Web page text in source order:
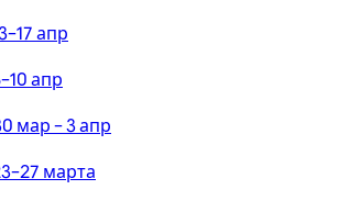
апр
апр
мар – 3 апр
марта